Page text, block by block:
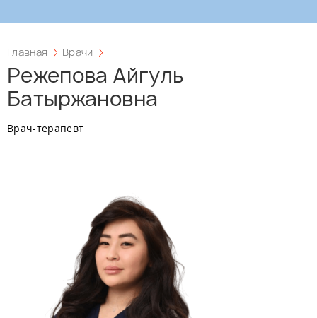
Главная Врачи
Режепова Айгуль
Батыржановна
Врач-терапевт